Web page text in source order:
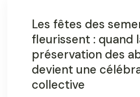
Les fêtes des
fleurissent : quand
préservation des
devient une
collective